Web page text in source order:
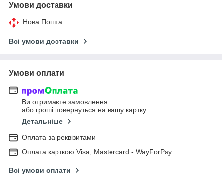
Умови доставки
Нова Пошта
Всі умови доставки
Умови оплати
Ви отримаєте замовлення
або гроші повернуться на вашу картку
Детальніше
Оплата за реквізитами
Оплата карткою Visa, Mastercard - WayForPay
Всі умови оплати